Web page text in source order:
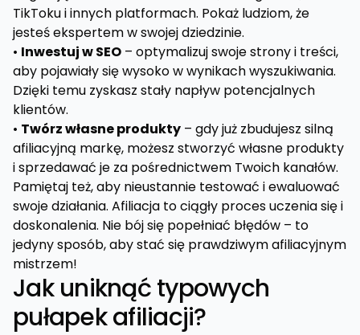
TikToku i innych platformach. Pokaż ludziom, że
jesteś ekspertem w swojej dziedzinie.
• Inwestuj w SEO – optymalizuj swoje strony i treści,
aby pojawiały się wysoko w wynikach wyszukiwania.
Dzięki temu zyskasz stały napływ potencjalnych
klientów.
• Twórz własne produkty – gdy już zbudujesz silną
afiliacyjną markę, możesz stworzyć własne produkty
i sprzedawać je za pośrednictwem Twoich kanałów.
Pamiętaj też, aby nieustannie testować i ewaluować
swoje działania. Afiliacja to ciągły proces uczenia się i
doskonalenia. Nie bój się popełniać błędów – to
jedyny sposób, aby stać się prawdziwym afiliacyjnym
mistrzem!
Jak uniknąć typowych
pułapek afiliacji?